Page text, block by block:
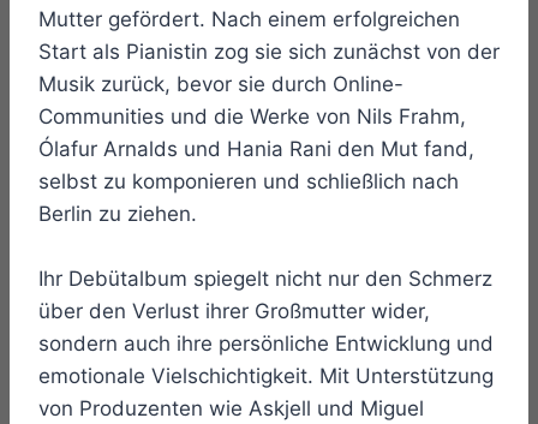
Mutter gefördert. Nach einem erfolgreichen
Start als Pianistin zog sie sich zunächst von der
Musik zurück, bevor sie durch Online-
Communities und die Werke von Nils Frahm,
Ólafur Arnalds und Hania Rani den Mut fand,
selbst zu komponieren und schließlich nach
Berlin zu ziehen.
Ihr Debütalbum spiegelt nicht nur den Schmerz
über den Verlust ihrer Großmutter wider,
sondern auch ihre persönliche Entwicklung und
emotionale Vielschichtigkeit. Mit Unterstützung
von Produzenten wie Askjell und Miguel